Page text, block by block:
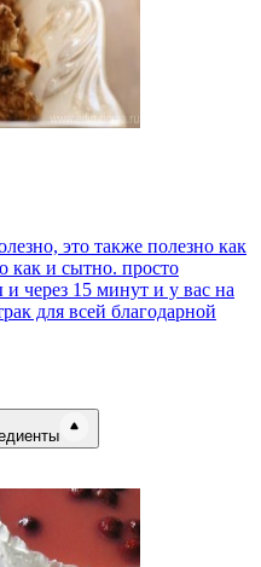
это также полезно как
как и сытно. просто
через 15 минут и у вас на
для всей благодарной